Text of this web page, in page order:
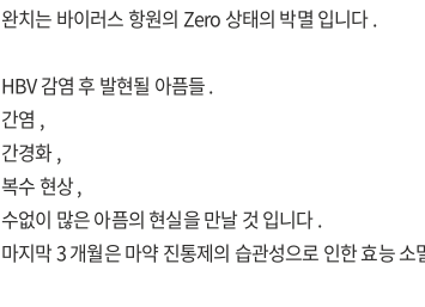
완치는 바이러스 항원의 Zero 상태의 박멸 입니다 .
HBV 감염 후 발현될 아픔들 .
간염 ,
간경화 ,
복수 현상 ,
수없이 많은 아픔의 현실을 만날 것 입니다 .
마지막 3 개월은 마약 진통제의 습관성으로 인한 효능 소